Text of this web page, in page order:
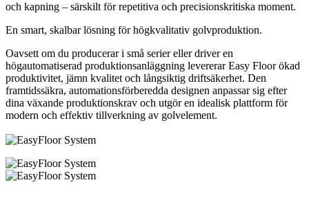
och kapning – särskilt för repetitiva och precisionskritiska moment.
En smart, skalbar lösning för högkvalitativ golvproduktion.
Oavsett om du producerar i små serier eller driver en
högautomatiserad produktionsanläggning levererar Easy Floor ökad
produktivitet, jämn kvalitet och långsiktig driftsäkerhet. Den
framtidssäkra, automationsförberedda designen anpassar sig efter
dina växande produktionskrav och utgör en idealisk plattform för
modern och effektiv tillverkning av golvelement.